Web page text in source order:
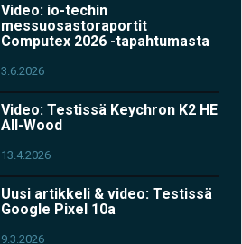
Video: io-techin
messuosastoraportit
Computex 2026 -tapahtumasta
3.6.2026
Video: Testissä Keychron K2 HE
All-Wood
13.4.2026
Uusi artikkeli & video: Testissä
Google Pixel 10a
9.3.2026